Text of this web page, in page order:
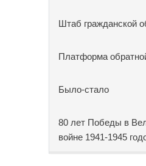
Штаб гражданской
Платформа
Было-стало
80 лет Победы в
войне 1941-1945